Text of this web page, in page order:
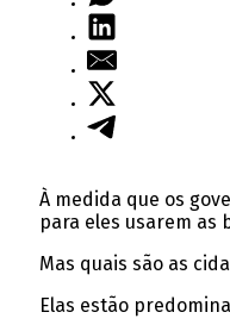
À medida que os
para eles usarem as
Mas quais são as
Elas estão